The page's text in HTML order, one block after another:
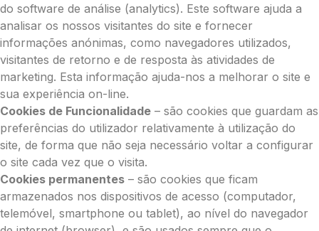
do software de análise (analytics). Este software ajuda a
analisar os nossos visitantes do site e fornecer
informações anónimas, como navegadores utilizados,
visitantes de retorno e de resposta às atividades de
marketing. Esta informação ajuda-nos a melhorar o site e
sua experiência on-line.
Cookies de Funcionalidade – são cookies que guardam as
preferências do utilizador relativamente à utilização do
site, de forma que não seja necessário voltar a configurar
o site cada vez que o visita.
Cookies permanentes – são cookies que ficam
armazenados nos dispositivos de acesso (computador,
telemóvel, smartphone ou tablet), ao nível do navegador